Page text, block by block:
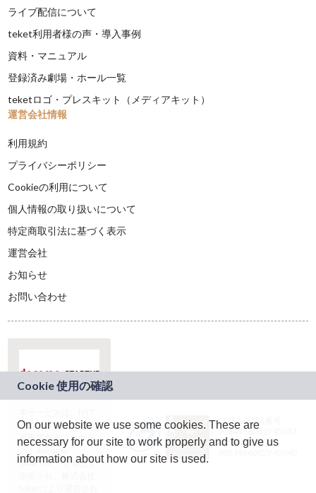
ライブ配信について
teket利用者様の声・導入事例
資料・マニュアル
登録済み劇場・ホール一覧
teketロゴ・プレスキット（メディアキット）
運営会社情報
利用規約
プライバシーポリシー
Cookieの利用について
個人情報の取り扱いについて
特定商取引法に基づく表示
運営会社
お知らせ
お問い合わせ
ドコモグループの新
規事業創出プログラ
ム「docomo
STARTUP」を通じて
JASRAC許諾番号：
9024936001Y45037
JASRAC許諾番号：
On our website we use some cookies. These are
necessary for our site to work properly and to give us
information about how our site is used.